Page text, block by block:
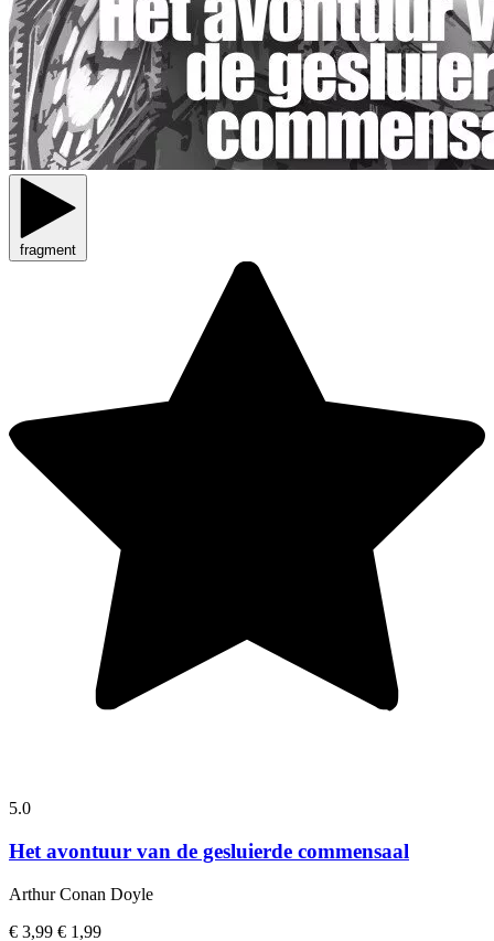
fragment
5.0
Het avontuur van de gesluierde commensaal
Arthur Conan Doyle
€ 3,99 € 1,99